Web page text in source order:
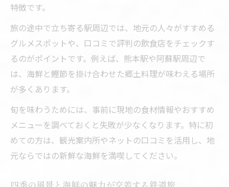
特徴です。
旅の途中で立ち寄る駅周辺では、地元の人々がすすめる
グルメスポットや、口コミで評判の飲食店をチェックす
るのがポイントです。例えば、熊本駅や阿蘇駅周辺で
は、海鮮と鰹節を掛け合わせた郷土料理が味わえる場所
が多くあります。
旬を味わうためには、事前に現地の食材情報やおすすめ
メニューを調べておくと失敗が少なくなります。特に初
めての方は、観光案内所やネットの口コミを活用し、地
元ならではの新鮮な海鮮を満喫してください。